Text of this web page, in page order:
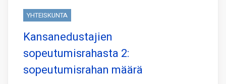
YHTEISKUNTA
Kansanedustajien
sopeutumisrahasta 2:
sopeutumisrahan määrä